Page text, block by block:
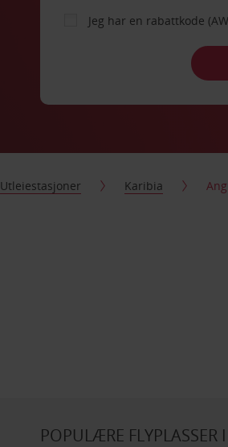
Jeg har en rabattkode
Utleiestasjoner Karibia
POPULÆRE FLYPLASSER I